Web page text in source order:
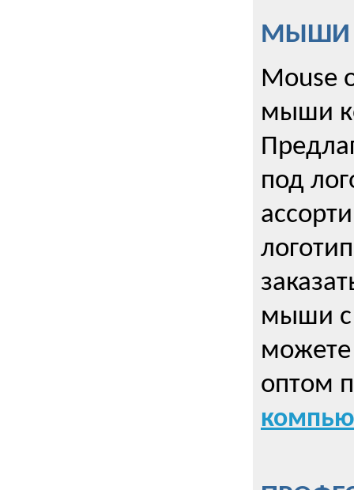
МЫШИ
Mouse
мыши
под
мыши с
можете
оптом